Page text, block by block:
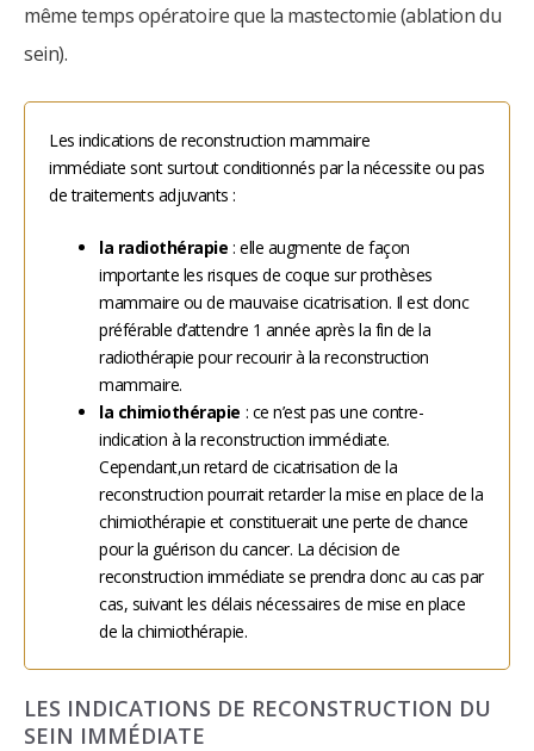
même temps opératoire que la mastectomie (ablation du
sein).
Les indications de reconstruction mammaire
immédiate sont surtout conditionnés par la nécessite ou pas
de traitements adjuvants :
la radiothérapie : elle augmente de façon
importante les risques de coque sur prothèses
mammaire ou de mauvaise cicatrisation. Il est donc
préférable d’attendre 1 année après la fin de la
radiothérapie pour recourir à la reconstruction
mammaire.
la chimiothérapie : ce n’est pas une contre-
indication à la reconstruction immédiate.
Cependant,un retard de cicatrisation de la
reconstruction pourrait retarder la mise en place de la
chimiothérapie et constituerait une perte de chance
pour la guérison du cancer. La décision de
reconstruction immédiate se prendra donc au cas par
cas, suivant les délais nécessaires de mise en place
de la chimiothérapie.
LES INDICATIONS DE RECONSTRUCTION DU
SEIN IMMÉDIATE